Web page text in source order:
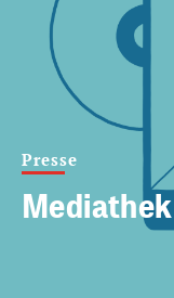
Presse
Mediathek